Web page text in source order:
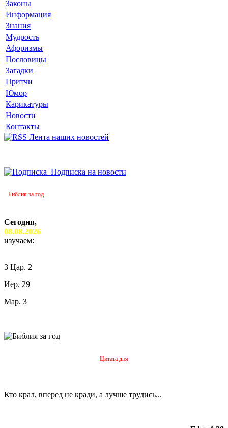
Законы
Информация
Знания
Мудрость
Афоризмы
Пословицы
Загадки
Притчи
Юмор
Карикатуры
Новости
Контакты
Лента наших новостей
Подписка на новости
Библия за год
Сегодня,
08.08.2026
изучаем:
3 Цар. 2
Иер. 29
Мар. 3
Цитата дня
Кто крал, вперед не кради, а лучше трудись...